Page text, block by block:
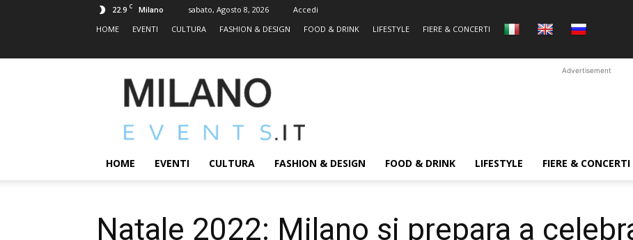
22.9 C Milano sabato, Agosto 8, 2026
Accedi
HOME
EVENTI CULTURA FASHION & DESIGN FOOD & DRINK LIFESTYLE FIERE & CONCERTI
MILANOEVENTS.IT
|
2.0
ed
Eventi
Advertisement
HOME EVENTI CULTURA FASHION & DESIGN FOOD & DRINK LIFESTYLE FIERE & CONCERTI
Natale 2022: Milano si prepara a